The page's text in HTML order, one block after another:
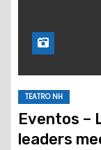
TEATRO NH
Eventos –
leaders